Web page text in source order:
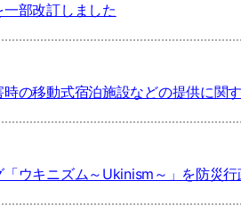
部改訂しました
の移動式宿泊施設などの提供に関
ウキニズム～Ukinism～」を防災